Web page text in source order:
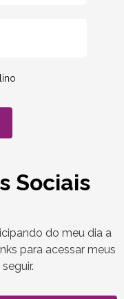
Sociais
do meu dia a
para acessar meus